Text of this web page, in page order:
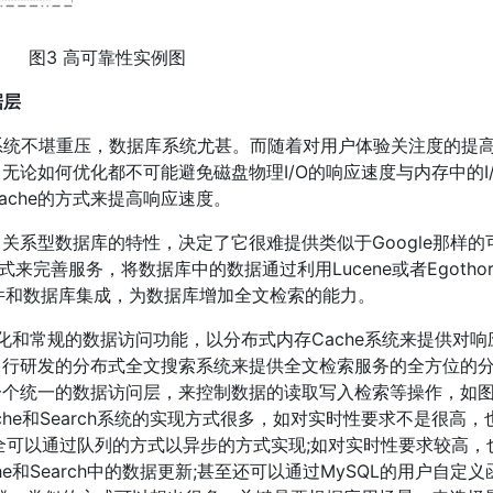
3 高可靠性实例图
不堪重压，数据库系统尤甚。而随着对用户体验关注度的提
论如何优化都不可能避免磁盘物理I/O的响应速度与内存中的
的方式来提高响应速度。
系型数据库的特性，决定了它很难提供类似于Google那样的
来完善服务，将数据库中的数据通过利用Lucene或者
数据库集成，为数据库增加全文检索的能力。
常规的数据访问功能，以分布式内存Cache系统来提供对响
研发的分布式全文搜索系统来提供全文检索服务的全方位的
统一的数据访问层，来控制数据的读取写入检索等操作，如
和Search系统的实现方式很多，如对实时性要求不是很高，
以通过队列的方式以异步的方式实现;如对实时性要求较高，
Search中的数据更新;甚至还可以通过MySQL的用户自定义